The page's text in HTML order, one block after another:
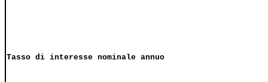
Tasso di interesse nominale annuo